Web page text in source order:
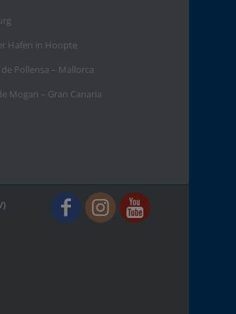
Hafen in Hoopte
Pollensa – Mallorca
Mogan – Gran Canaria